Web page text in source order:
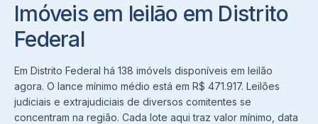
Imóveis em leilão em Distrito
Federal
Em Distrito Federal há 138 imóvels disponíveis em leilão
agora. O lance mínimo médio está em R$ 471.917. Leilões
judiciais e extrajudiciais de diversos comitentes se
concentram na região. Cada lote aqui traz valor mínimo, data